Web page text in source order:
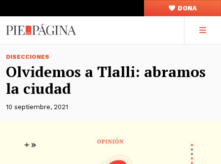
DONA
DISECCIONES
Olvidemos a Tlalli: abramos
la ciudad
10 septiembre, 2021